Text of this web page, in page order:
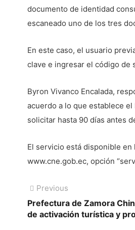
documento de identidad
escaneado uno de los tres
En este caso, el usuario
clave e ingresar el código de
Byron Vivanco Encalada,
acuerdo a lo que establece
solicitar hasta 90 días antes
El servicio está disponible
www.cne.gob.ec, opción
Navegación
de
Previous
post:
Prefectura de Zamora
de activación turística y